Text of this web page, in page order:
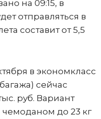
на 09:15, в
отправляться в
составит от 5,5
в экономкласс
сейчас
руб. Вариант
до 23 кг